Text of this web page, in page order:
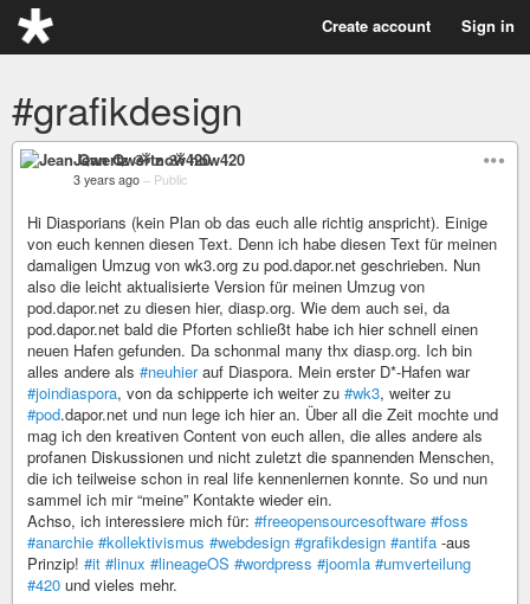
Create account Sign in
#grafikdesign
Jean Qwertz ૐ now420
3 years ago – Public
Hi Diasporians (kein Plan ob das euch alle richtig anspricht). Einige
von euch kennen diesen Text. Denn ich habe diesen Text für meinen
damaligen Umzug von wk3.org zu pod.dapor.net geschrieben. Nun
also die leicht aktualisierte Version für meinen Umzug von
pod.dapor.net zu diesen hier, diasp.org. Wie dem auch sei, da
pod.dapor.net bald die Pforten schließt habe ich hier schnell einen
neuen Hafen gefunden. Da schonmal many thx diasp.org. Ich bin
alles andere als #neuhierauf Diaspora. Mein erster D*-Hafen war
#joindiaspora, von da schipperte ich weiter zu #wk3, weiter zu
#pod.dapor.net und nun lege ich hier an. Über all die Zeit mochte und
mag ich den kreativen Content von euch allen, die alles andere als
profanen Diskussionen und nicht zuletzt die spannenden Menschen,
die ich teilweise schon in real life kennenlernen konnte. So und nun
sammel ich mir “meine” Kontakte wieder ein.
Achso, ich interessiere mich für: #freeopensourcesoftware #foss
#anarchie #kollektivismus #webdesign #grafikdesign #antifa -aus
Prinzip! #it #linux #lineageOS #wordpress #joomla #umverteilung
#420 und vieles mehr.